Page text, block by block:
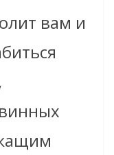
вам и